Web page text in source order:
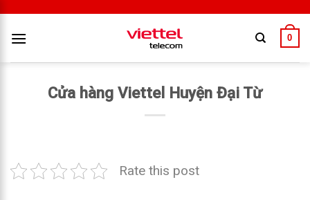
0
Cửa hàng Viettel Huyện Đại Từ
Rate this post